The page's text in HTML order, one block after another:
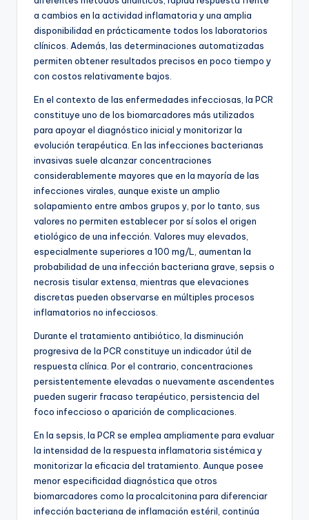
a cambios en la actividad inflamatoria y una amplia
disponibilidad en prácticamente todos los laboratorios
clínicos. Además, las determinaciones automatizadas
permiten obtener resultados precisos en poco tiempo y
con costos relativamente bajos.
En el contexto de las enfermedades infecciosas, la PCR
constituye uno de los biomarcadores más utilizados
para apoyar el diagnóstico inicial y monitorizar la
evolución terapéutica. En las infecciones bacterianas
invasivas suele alcanzar concentraciones
considerablemente mayores que en la mayoría de las
infecciones virales, aunque existe un amplio
solapamiento entre ambos grupos y, por lo tanto, sus
valores no permiten establecer por sí solos el origen
etiológico de una infección. Valores muy elevados,
especialmente superiores a 100 mg/L, aumentan la
probabilidad de una infección bacteriana grave, sepsis o
necrosis tisular extensa, mientras que elevaciones
discretas pueden observarse en múltiples procesos
inflamatorios no infecciosos.
Durante el tratamiento antibiótico, la disminución
progresiva de la PCR constituye un indicador útil de
respuesta clínica. Por el contrario, concentraciones
persistentemente elevadas o nuevamente ascendentes
pueden sugerir fracaso terapéutico, persistencia del
foco infeccioso o aparición de complicaciones.
En la sepsis, la PCR se emplea ampliamente para evaluar
la intensidad de la respuesta inflamatoria sistémica y
monitorizar la eficacia del tratamiento. Aunque posee
menor especificidad diagnóstica que otros
biomarcadores como la procalcitonina para diferenciar
infección bacteriana de inflamación estéril, continúa